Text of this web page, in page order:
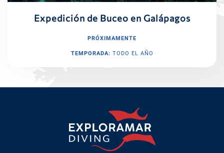
Expedición de Buceo en Galápagos
PRÓXIMAMENTE
TEMPORADA: TODO EL AÑO